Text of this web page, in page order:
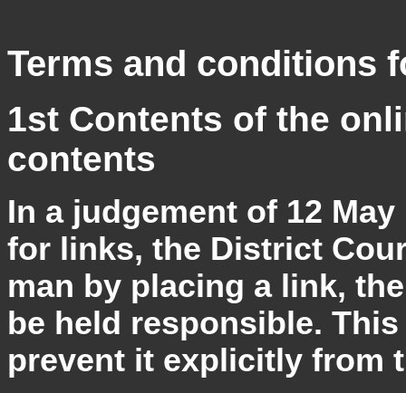
Terms and conditions
1st Contents of the
contents
In a judgement of 12
for links, the District
man by placing a link,
be held responsible.
prevent it explicitly from